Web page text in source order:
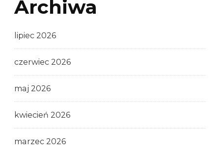
Archiwa
lipiec 2026
czerwiec 2026
maj 2026
kwiecień 2026
marzec 2026